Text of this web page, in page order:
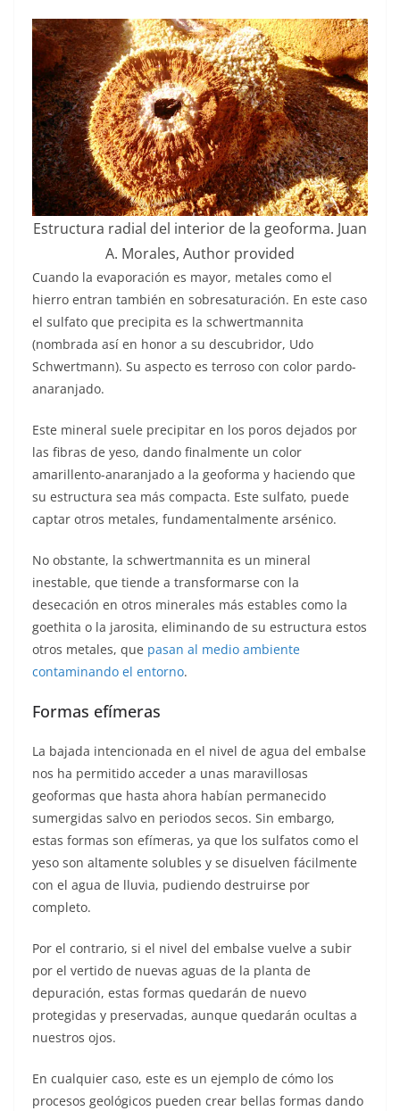
Estructura radial del interior de la geoforma. Juan
A. Morales, Author provided
Cuando la evaporación es mayor, metales como el
hierro entran también en sobresaturación. En este caso
el sulfato que precipita es la schwertmannita
(nombrada así en honor a su descubridor, Udo
Schwertmann). Su aspecto es terroso con color pardo-
anaranjado.
Este mineral suele precipitar en los poros dejados por
las fibras de yeso, dando finalmente un color
amarillento-anaranjado a la geoforma y haciendo que
su estructura sea más compacta. Este sulfato, puede
captar otros metales, fundamentalmente arsénico.
No obstante, la schwertmannita es un mineral
inestable, que tiende a transformarse con la
desecación en otros minerales más estables como la
goethita o la jarosita, eliminando de su estructura estos
otros metales, que pasan al medio ambiente
contaminando el entorno.
Formas efímeras
La bajada intencionada en el nivel de agua del embalse
nos ha permitido acceder a unas maravillosas
geoformas que hasta ahora habían permanecido
sumergidas salvo en periodos secos. Sin embargo,
estas formas son efímeras, ya que los sulfatos como el
yeso son altamente solubles y se disuelven fácilmente
con el agua de lluvia, pudiendo destruirse por
completo.
Por el contrario, si el nivel del embalse vuelve a subir
por el vertido de nuevas aguas de la planta de
depuración, estas formas quedarán de nuevo
protegidas y preservadas, aunque quedarán ocultas a
nuestros ojos.
En cualquier caso, este es un ejemplo de cómo los
procesos geológicos pueden crear bellas formas dando